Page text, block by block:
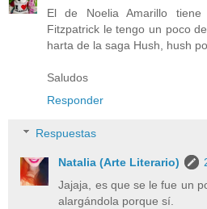
El de Noelia Amarillo
Fitzpatrick le tengo un poco
harta de la saga Hush, hush
Saludos
Responder
Respuestas
Natalia (Arte Literario)
Jajaja, es que se le fue un
alargándola porque sí.